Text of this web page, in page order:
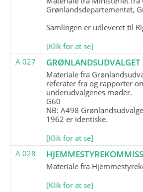
Grønlandsdepartementet,
Samlingen er udleveret til
[Klik for at se]
A 027
Materiale fra
referater fra og rapporter
underudvalgenes møder.
G60
NB: A498
1962 er identiske.
[Klik for at se]
A 028
Materiale fra
[Klik for at se]